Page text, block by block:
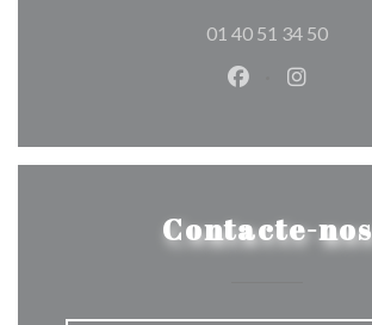
01 40 51 34 50
Facebook
Contacte-nos